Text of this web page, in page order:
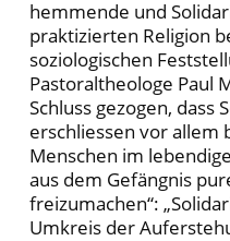
hemmende und
praktizierten Religion
soziologischen
Pastoraltheologe Paul
Schluss gezogen, dass
erschliessen vor allem
Menschen im
aus dem Gefängnis
freizumachen“:
Umkreis der